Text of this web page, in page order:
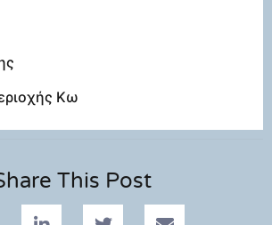
Κω
This Post